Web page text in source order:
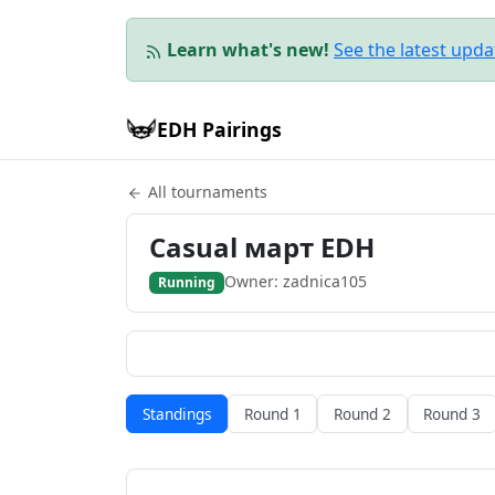
Learn what's new! See the latest
EDH Pairings
All tournaments
Casual март EDH
Running Owner: zadnica105
Standings Round 1 Round 2 Round 3